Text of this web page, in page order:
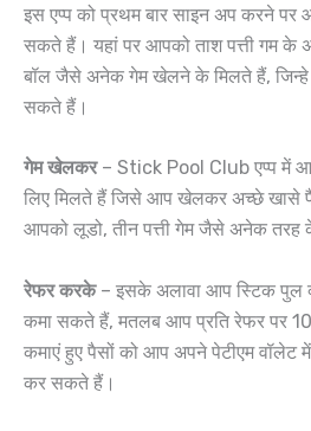
इस एप्प को प्रथम बार साइन अप करने
सकते हैं। यहां पर आपको ताश पत्ती गम के
बॉल जैसे अनेक गेम खेलने के मिलते हैं,
सकते हैं।
गेम खेलकर– Stick Pool Club एप्प में
लिए मिलते हैं जिसे आप खेलकर अच्छे खासे
आपको लूडो, तीन पत्ती गेम जैसे अनेक
रेफर करके– इसके अलावा आप स्टिक पुल
कमा सकते हैं, मतलब आप प्रति रेफर पर
कमाएं हुए पैसों को आप अपने पेटीएम वॉलेट
कर सकते हैं।